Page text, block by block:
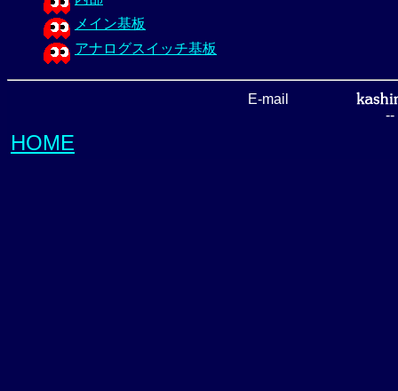
メイン基板
アナログスイッチ基板
E-mail
--
HOME